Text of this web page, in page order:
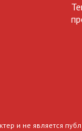
и не является